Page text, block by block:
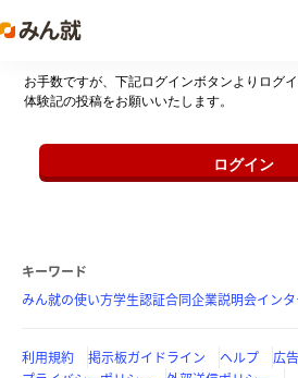
お手数ですが、下記ログインボタンよりログ
体験記の投稿をお願いいたします。
ログイン
キーワード
みん就の使い方学生認証合同企業説明会イン
利用規約 掲示板ガイドライン ヘルプ 広